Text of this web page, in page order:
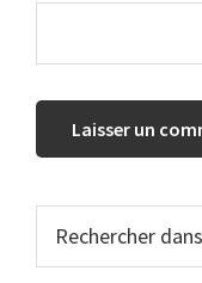
Barre
latérale
dans